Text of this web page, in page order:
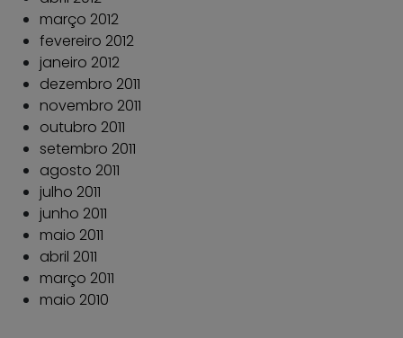
março 2012
fevereiro 2012
janeiro 2012
dezembro 2011
novembro 2011
outubro 2011
setembro 2011
agosto 2011
julho 2011
junho 2011
maio 2011
abril 2011
março 2011
maio 2010